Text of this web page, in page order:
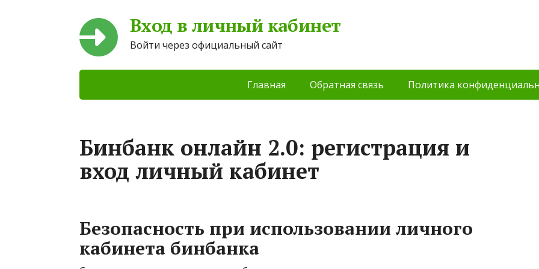
Вход в личный кабинет
Войти через официальный сайт
Главная Обратная связь Политика
Бинбанк онлайн 2.0: регистрация и
вход личный кабинет
Безопасность при использовании личного
кабинета бинбанка